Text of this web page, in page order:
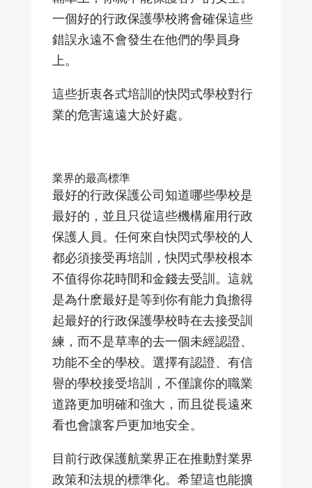
一個好的行政保護學校將會確保這些
錯誤永遠不會發生在他們的學員身
上。
這些折衷各式培訓的快閃式學校對行
業的危害遠遠大於好處。
業界的最高標準
最好的行政保護公司知道哪些學校是
最好的，並且只從這些機構雇用行政
保護人員。任何來自快閃式學校的人
都必須接受再培訓，快閃式學校根本
不值得你花時間和金錢去受訓。這就
是為什麽最好是等到你有能力負擔得
起最好的行政保護學校時在去接受訓
練，而不是草率的去一個未經認證、
功能不全的學校。選擇有認證、有信
譽的學校接受培訓，不僅讓你的職業
道路更加明確和強大，而且從長遠來
看也會讓客戶更加地安全。
目前行政保護航業界正在推動對業界
政策和法規的標準化。希望這也能擴